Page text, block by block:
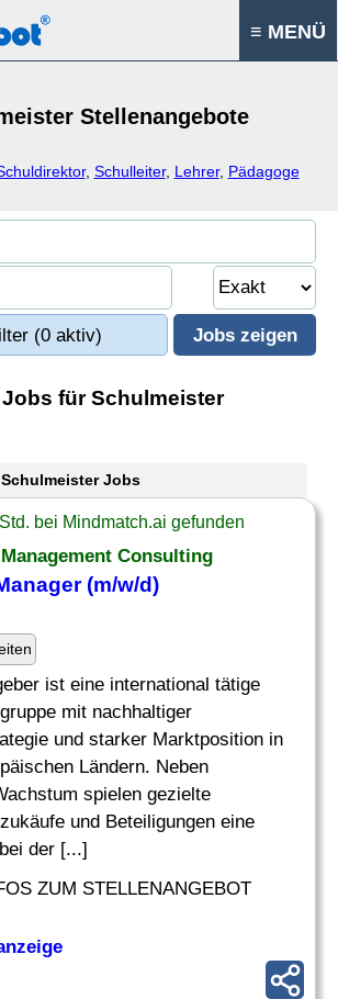
≡ MENÜ
Stellenangebote
, Schulleiter, Lehrer, Pädagoge
(0 aktiv)
Jobs für Schulmeister
Jobs
bei Mindmatch.ai gefunden
Management Consulting
(m/w/d)
ist eine international tätige
mit nachhaltiger
und starker Marktposition in
Ländern. Neben
spielen gezielte
und Beteiligungen eine
der [...]
ZUM STELLENANGEBOT